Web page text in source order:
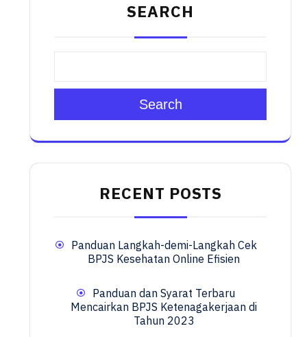
SEARCH
Search
RECENT POSTS
Panduan Langkah-demi-Langkah Cek
BPJS Kesehatan Online Efisien
Panduan dan Syarat Terbaru
Mencairkan BPJS Ketenagakerjaan di
Tahun 2023